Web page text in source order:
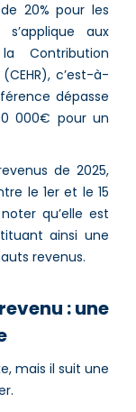
20% pour les
aux
Contribution
c’est-à-
dépasse
000€ pour un
de 2025,
le 1er et le 15
qu’elle est
ainsi une
revenus.
: une
mais il suit une